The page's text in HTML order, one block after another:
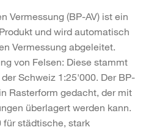
Vermessung (BP-AV) ist ein
und wird automatisch
Vermessung abgeleitet.
von Felsen: Diese stammt
Schweiz 1:25'000. Der BP-
Rasterform gedacht, der mit
überlagert werden kann.
für städtische, stark